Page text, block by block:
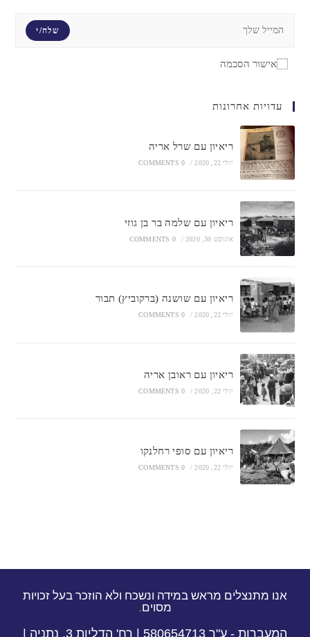
שלח/י
אישור הסכמה
עדויות אחרונות
ריאיון עם שרל אריה
יולי 22, 2020 /
0 COMMENTS
ריאיון עם שלמה בר בן גוזי
אוגוסט 30, 2020 /
0 COMMENTS
ריאיון עם שושנה (ברקוביץ) תבור
יולי 22, 2020 /
0 COMMENTS
ריאיון עם ראובן אריה
יולי 22, 2020 /
0 COMMENTS
ריאיון עם סופי רחלנקו
יולי 22, 2020 /
0 COMMENTS
אנו מתנצלים מראש במידה ונשכח ולא הוזכר בעל זכויות
מסוים.
המעברות - ע"ר 580654713 | רח' הדליות 3, נתניה |